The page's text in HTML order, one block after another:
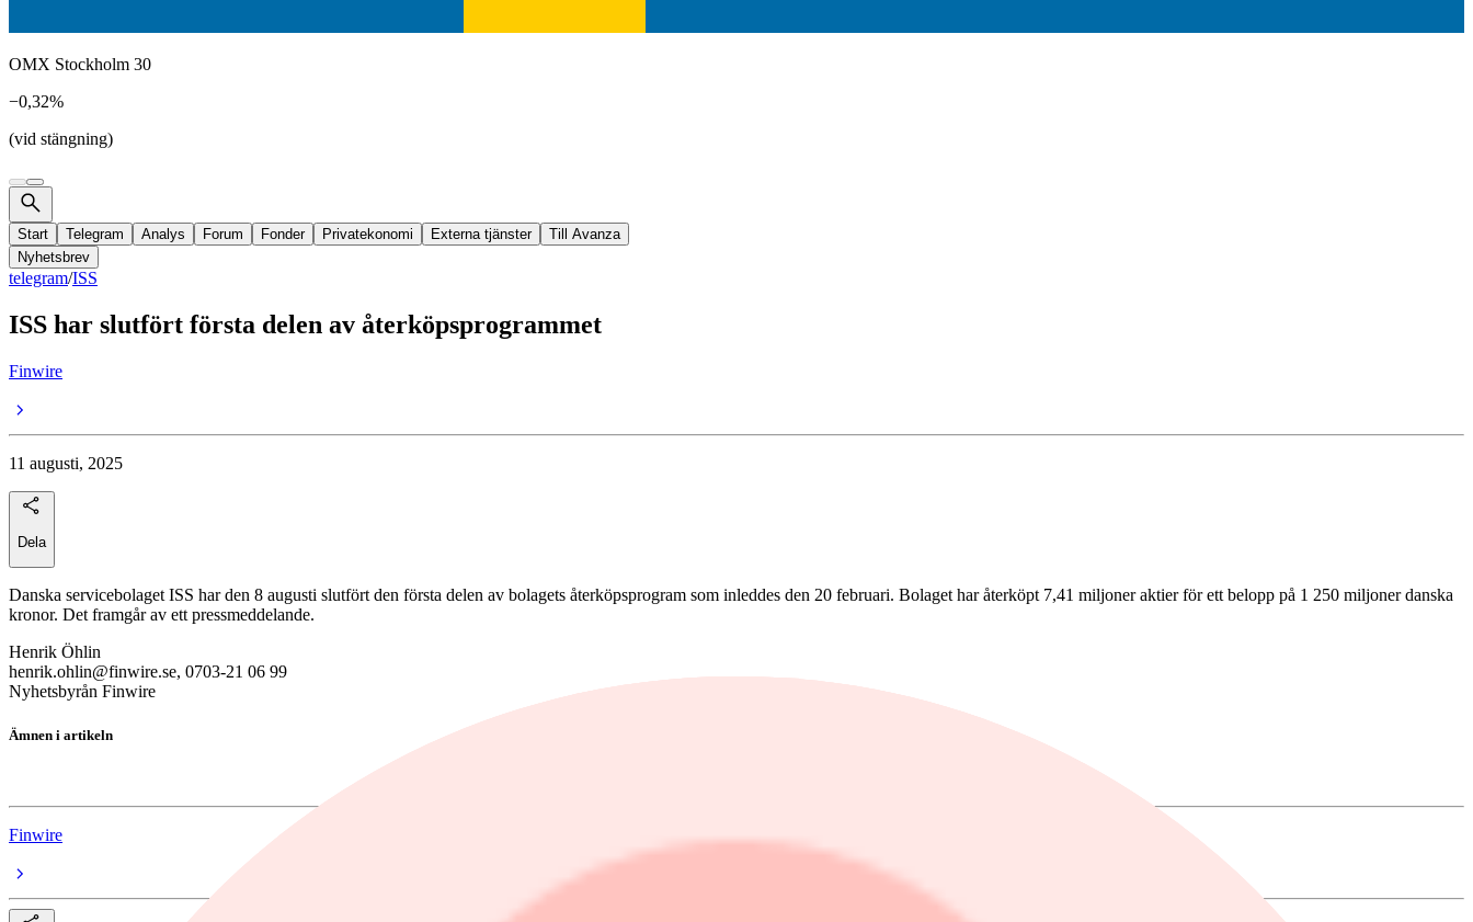
OMX Stockholm 30
−0,32%
(vid stängning)
Start Telegram Analys Forum Fonder Privatekonomi Externa tjänster
Till Avanza
Nyhetsbrev
telegram/ISS
ISS har slutfört första delen av återköpsprogrammet
Finwire
11 augusti, 2025
Dela
Danska servicebolaget ISS har den 8 augusti slutfört den första delen av bolagets återköpsprogram som inleddes den 20 februari. Bolaget har återköpt 7,41 miljoner aktier för ett belopp på 1 250 miljoner danska
kronor. Det framgår av ett pressmeddelande.
Henrik Öhlin
henrik.ohlin@finwire.se, 0703-21 06 99
Nyhetsbyrån Finwire
Ämnen i artikeln
Finwire